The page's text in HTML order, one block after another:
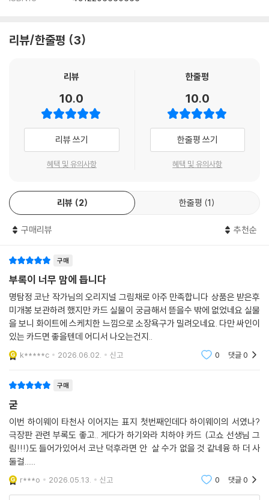
리뷰/한줄평 3
리뷰
10.0
리뷰 쓰기
혜택 및 유의사항
한줄평
10.0
한줄평 쓰기
혜택 및 유의사항
리뷰 2 한줄평 1
구매리뷰 추천순
구매
부록이 너무 맘에 듭니다
명탐정 코난 작가님의 오리지널 그림채로 아주 만족합니다 상품은 받은후
미개봉 보관하려 했지만 카드 실물이 궁금해서 뜯을수 밖에 없었네요 실물
을 보니 화이트에 스케치한 느낌으로 소장욕구가 밀려오네요. 다만 싸인이
있는 카드면 좋을텐데 어디서 나오는건지..
k*****c 2026.06.02. 신고 0 댓글0
구매
굳
이번 하이웨이 타천사 이어지는 표지 첫번째인데다 하이웨이의 서였나?
극장판 관련 부록도 좋고.. 게다가 하기와라 치하야 카드 (고쇼 선생님 그
림!!!)도 들어가있어서 코난 덕후라면 안 살 수가 없을 것 같네융 하 더 사
둘걸......
r***o 2026.05.13. 신고 0 댓글0